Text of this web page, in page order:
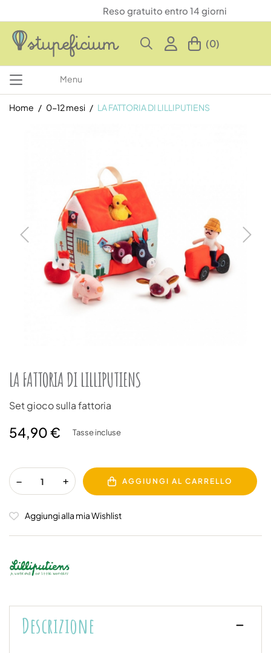
Reso gratuito entro 14 giorni
(0)
Menu
Home 0-12 mesi LA FATTORIA DI LILLIPUTIENS
LA FATTORIA DI LILLIPUTIENS
Set gioco sulla fattoria
54,90 € Tasse incluse
AGGIUNGI AL CARRELLO
Aggiungi alla mia Wishlist
Descrizione